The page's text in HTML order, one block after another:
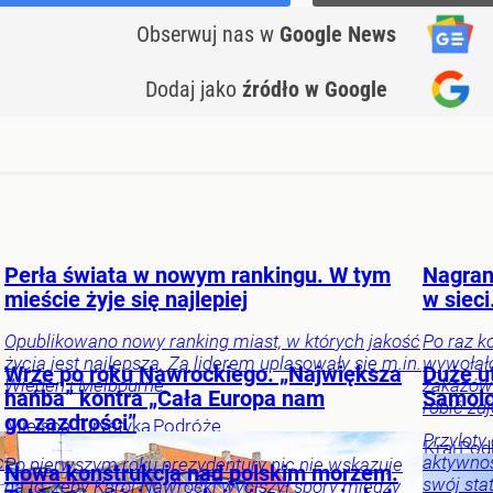
Obserwuj nas w Google News
Dodaj jako źródło w Google
Perła świata w nowym rankingu. W tym
mieście żyje się najlepiej
Opublikowano nowy ranking miast, w których jakość
życia jest najlepsza. Za liderem uplasowały się m.in.
Wiedeń i Melbourne.
MiejscaTurystyka Podróże
w
Po raz
robić
Kraj
Wrze po roku Nawrockiego. „Największa
hańba” kontra „Cała Europa nam
go zazdrości”
Po pierwszym roku prezydentury nic nie wskazuje
na to, żeby Karol Nawrocki wyciszył spory między
Duże
Przyloty
swój
Nowa konstrukcja nad polskim morzem.